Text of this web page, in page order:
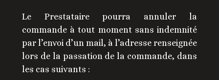
Le Prestataire pourra annuler la
commande à tout moment sans indemnité
par l’envoi d’un mail, à l’adresse renseignée
lors de la passation de la commande, dans
les cas suivants :